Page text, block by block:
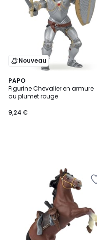
Nouveau
PAPO
Figurine Chevalier en armure
au plumet rouge
9,24 €